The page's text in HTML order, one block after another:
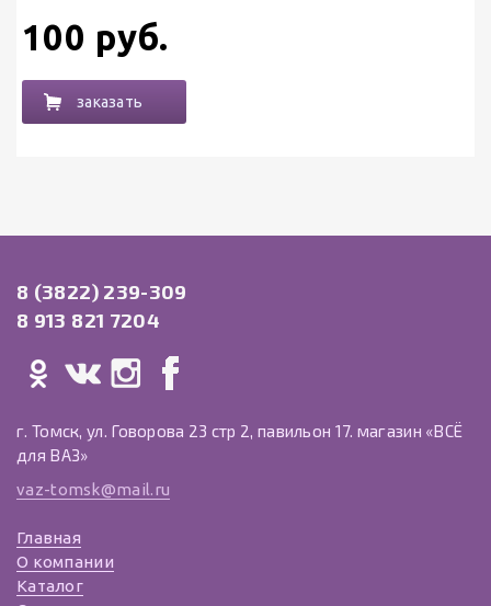
100 руб.
заказать
8 (3822) 239-309
8 913 821 7204
г. Томск, ул. Говорова 23 стр 2, павильон 17. магазин «ВСЁ
для ВАЗ»
vaz-tomsk@mail.ru
Главная
О компании
Каталог